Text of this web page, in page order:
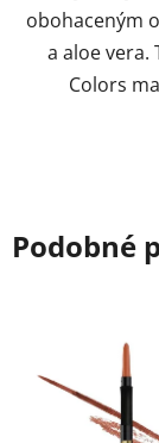
obohaceným
a aloe vera.
Colors
Podobné